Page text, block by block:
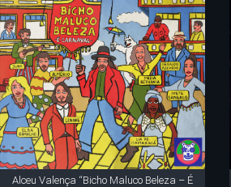
Alceu Valença “Bicho Maluco Beleza – É